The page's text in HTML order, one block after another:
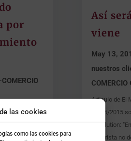
las cookies
como las cookies para
por
por tienda,
a áreas más
Así
viene
May 13,
nuestros
COMERCIO
Artículo de El
04/05/2015
Revolution:
minorista no